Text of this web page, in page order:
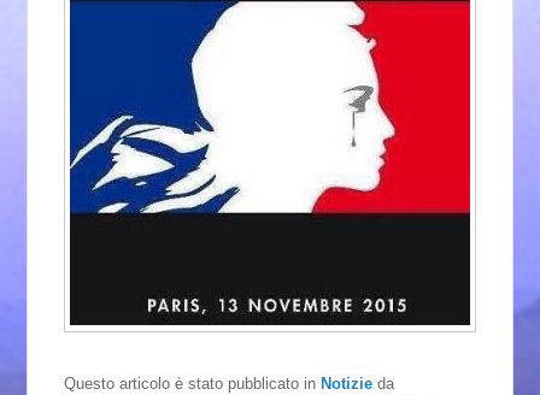
Questo articolo è stato pubblicato in Notizie da